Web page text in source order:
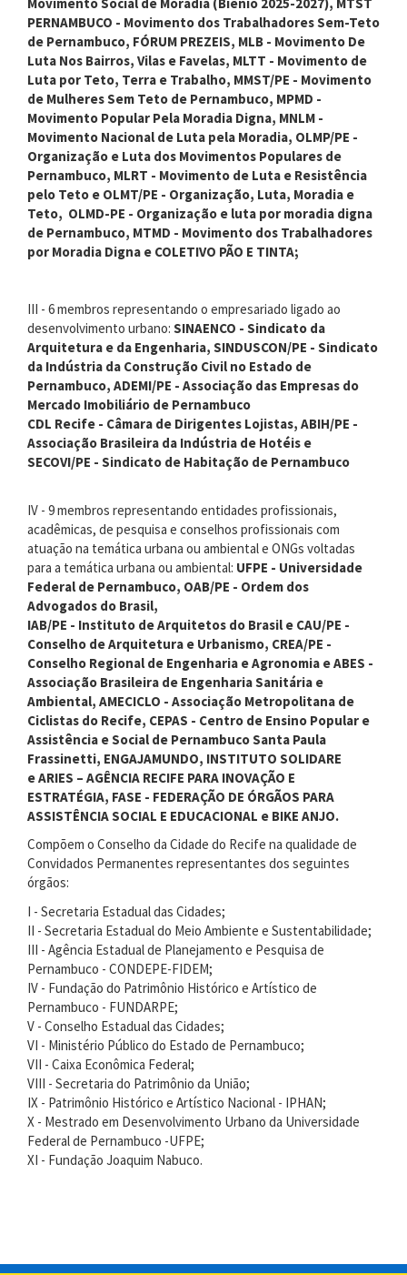
PERNAMBUCO - Movimento dos Trabalhadores Sem-Teto
de Pernambuco, FÓRUM PREZEIS, MLB - Movimento De
Luta Nos Bairros, Vilas e Favelas, MLTT - Movimento de
Luta por Teto, Terra e Trabalho, MMST/PE - Movimento
de Mulheres Sem Teto de Pernambuco, MPMD -
Movimento Popular Pela Moradia Digna, MNLM -
Movimento Nacional de Luta pela Moradia, OLMP/PE -
Organização e Luta dos Movimentos Populares de
Pernambuco, MLRT - Movimento de Luta e Resistência
pelo Teto e OLMT/PE - Organização, Luta, Moradia e
Teto, OLMD-PE - Organização e luta por moradia digna
de Pernambuco, MTMD - Movimento dos Trabalhadores
por Moradia Digna e COLETIVO PÃO E TINTA;
III - 6 membros representando o empresariado ligado ao
desenvolvimento urbano: SINAENCO - Sindicato da
Arquitetura e da Engenharia, SINDUSCON/PE - Sindicato
da Indústria da Construção Civil no Estado de
Pernambuco, ADEMI/PE - Associação das Empresas do
Mercado Imobiliário de Pernambuco
CDL Recife - Câmara de Dirigentes Lojistas, ABIH/PE -
Associação Brasileira da Indústria de Hotéis e
SECOVI/PE - Sindicato de Habitação de Pernambuco
IV - 9 membros representando entidades profissionais,
acadêmicas, de pesquisa e conselhos profissionais com
atuação na temática urbana ou ambiental e ONGs voltadas
para a temática urbana ou ambiental: UFPE - Universidade
Federal de Pernambuco, OAB/PE - Ordem dos
Advogados do Brasil,
IAB/PE - Instituto de Arquitetos do Brasil e CAU/PE -
Conselho de Arquitetura e Urbanismo, CREA/PE -
Conselho Regional de Engenharia e Agronomia e ABES -
Associação Brasileira de Engenharia Sanitária e
Ambiental, AMECICLO - Associação Metropolitana de
Ciclistas do Recife, CEPAS - Centro de Ensino Popular e
Assistência e Social de Pernambuco Santa Paula
Frassinetti, ENGAJAMUNDO, INSTITUTO SOLIDARE
e ARIES – AGÊNCIA RECIFE PARA INOVAÇÃO E
ESTRATÉGIA, FASE - FEDERAÇÃO DE ÓRGÃOS PARA
ASSISTÊNCIA SOCIAL E EDUCACIONAL e BIKE ANJO.
Compõem o Conselho da Cidade do Recife na qualidade de
Convidados Permanentes representantes dos seguintes
órgãos:
I - Secretaria Estadual das Cidades;
II - Secretaria Estadual do Meio Ambiente e Sustentabilidade;
III - Agência Estadual de Planejamento e Pesquisa de
Pernambuco - CONDEPE-FIDEM;
IV - Fundação do Patrimônio Histórico e Artístico de
Pernambuco - FUNDARPE;
V - Conselho Estadual das Cidades;
VI - Ministério Público do Estado de Pernambuco;
VII - Caixa Econômica Federal;
VIII - Secretaria do Patrimônio da União;
IX - Patrimônio Histórico e Artístico Nacional - IPHAN;
X - Mestrado em Desenvolvimento Urbano da Universidade
Federal de Pernambuco -UFPE;
XI - Fundação Joaquim Nabuco.